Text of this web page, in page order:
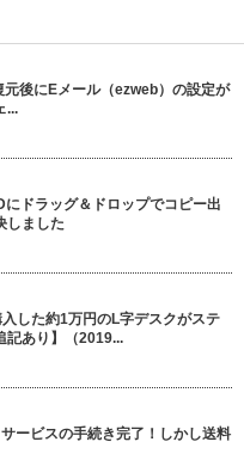
後にEメール（ezweb）の設定が
...
ドラッグ＆ドロップでコピー出
しました
した約1万円のL字デスクがステ
記あり】（2019...
ービスの手続き完了！しかし送料